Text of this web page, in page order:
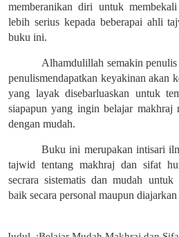
memberanikan diri untuk
lebih serius kepada beberapai ahli
buku ini.
Alhamdulillah semakin
penulismendapatkan keyakinan akan
yang layak disebarluaskan untuk
siapapun yang ingin belajar makhraj
dengan mudah.
Buku ini merupakan intisari
tajwid tentang makhraj dan sifat
secrara sistematis dan mudah untuk
baik secara personal maupun